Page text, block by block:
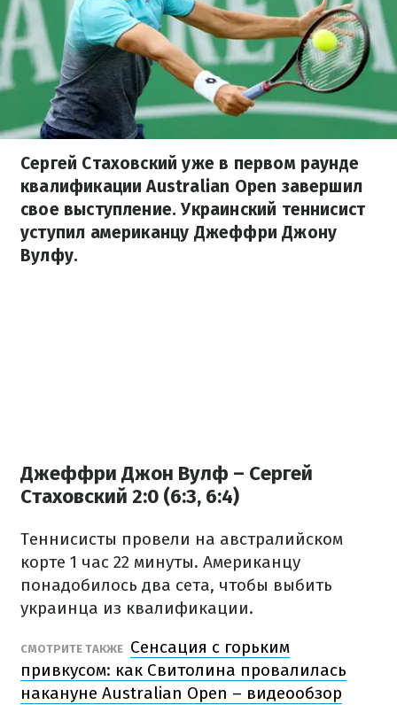
Сергей Стаховский уже в первом раунде
квалификации Australian Open завершил
свое выступление. Украинский теннисист
уступил американцу Джеффри Джону
Вулфу.
Джеффри Джон Вулф – Сергей
Стаховский 2:0 (6:3, 6:4)
Теннисисты провели на австралийском
корте 1 час 22 минуты. Американцу
понадобилось два сета, чтобы выбить
украинца из квалификации.
СМОТРИТЕ ТАКЖЕ Сенсация с горьким
привкусом: как Свитолина провалилась
накануне Australian Open – видеообзор